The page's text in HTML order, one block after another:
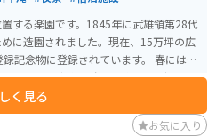
する楽園です。1845年に武雄領第28代
に造園されました。現在、15万坪の広
記念物に登録されています。 春には2,0
、夏には新作を含む21作品のデジタル
季を通じて自然とアートが一体となっ
映えのスポットがたくさんあります。
く見る
お気に入り